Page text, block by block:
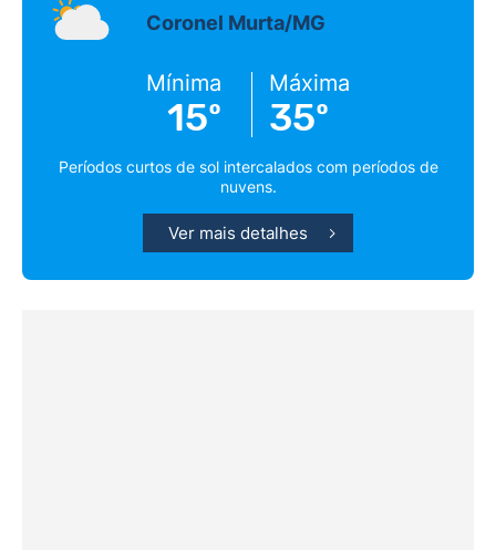
Coronel Murta/MG
Mínima
15º
Máxima
35º
Períodos curtos de sol intercalados com períodos de
nuvens.
Ver mais detalhes